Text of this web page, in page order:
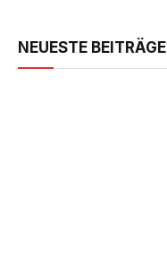
NEUESTE BEITRÄGE